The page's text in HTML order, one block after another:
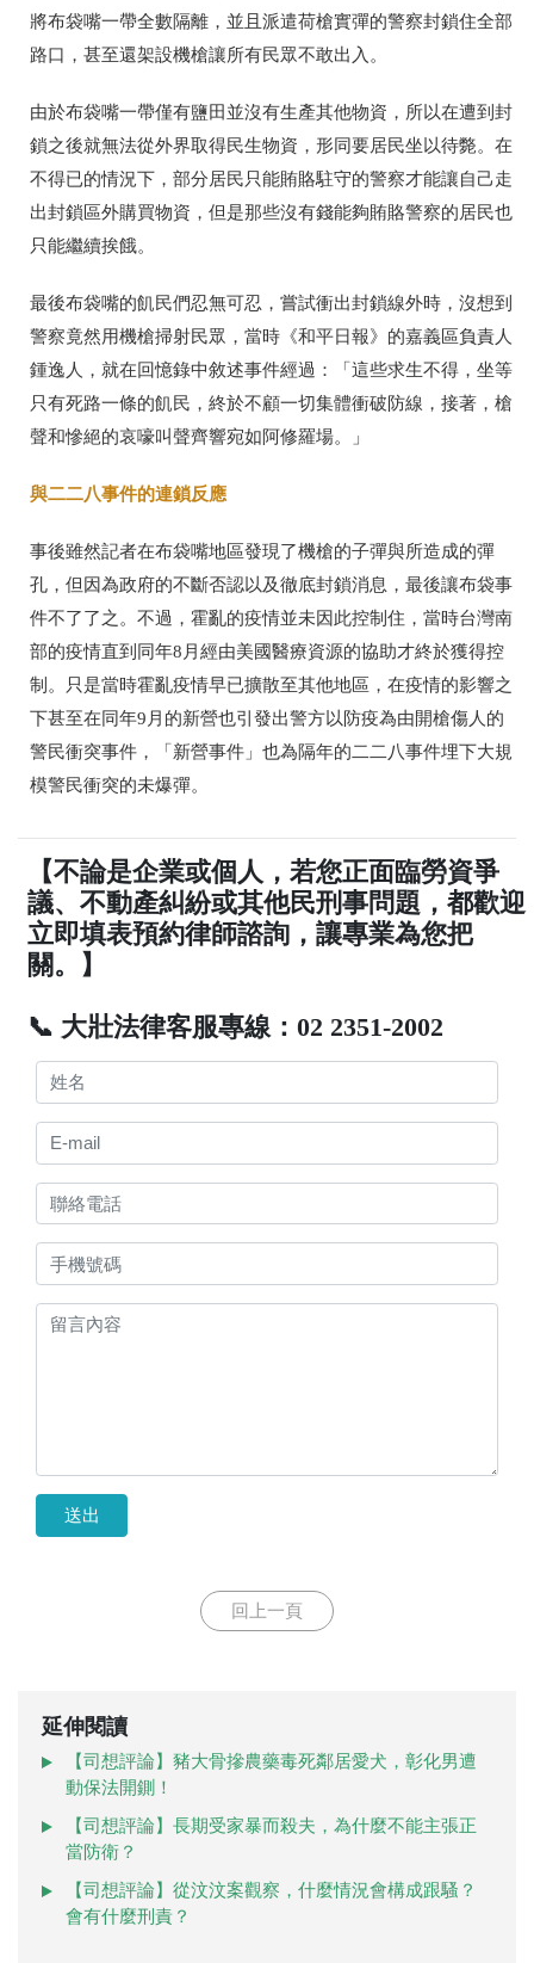
將布袋嘴一帶全數隔離，並且派遣荷槍實彈的警察封鎖住全部
路口，甚至還架設機槍讓所有民眾不敢出入。
由於布袋嘴一帶僅有鹽田並沒有生產其他物資，所以在遭到封
鎖之後就無法從外界取得民生物資，形同要居民坐以待斃。在
不得已的情況下，部分居民只能賄賂駐守的警察才能讓自己走
出封鎖區外購買物資，但是那些沒有錢能夠賄賂警察的居民也
只能繼續挨餓。
最後布袋嘴的飢民們忍無可忍，嘗試衝出封鎖線外時，沒想到
警察竟然用機槍掃射民眾，當時《和平日報》的嘉義區負責人
鍾逸人，就在回憶錄中敘述事件經過：「這些求生不得，坐等
只有死路一條的飢民，終於不顧一切集體衝破防線，接著，槍
聲和慘絕的哀嚎叫聲齊響宛如阿修羅場。」
與二二八事件的連鎖反應
事後雖然記者在布袋嘴地區發現了機槍的子彈與所造成的彈
孔，但因為政府的不斷否認以及徹底封鎖消息，最後讓布袋事
件不了了之。不過，霍亂的疫情並未因此控制住，當時台灣南
部的疫情直到同年8 月經由美國醫療資源的協助才終於獲得控
制。只是當時霍亂疫情早已擴散至其他地區，在疫情的影響之
下甚至在同年9 月的新營也引發出警方以防疫為由開槍傷人的
警民衝突事件，「新營事件」也為隔年的二二八事件埋下大規
模警民衝突的未爆彈。
【不論是企業或個人，若您正面臨勞資爭
議、不動產糾紛或其他民刑事問題，都歡迎
立即填表預約律師諮詢，讓專業為您把
關。】
📞 大壯法律客服專線：02 2351-2002
送出
回上一頁
延伸閱讀
【司想評論】豬大骨摻農藥毒死鄰居愛犬，彰化男遭
動保法開鍘！
【司想評論】長期受家暴而殺夫，為什麼不能主張正
當防衛？
【司想評論】從汶汶案觀察，什麼情況會構成跟騷？
會有什麼刑責？